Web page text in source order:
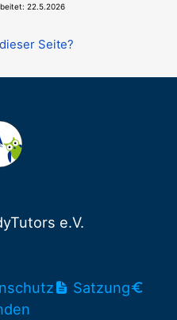
22.5.2026
Seite?
e.V.
Satzung